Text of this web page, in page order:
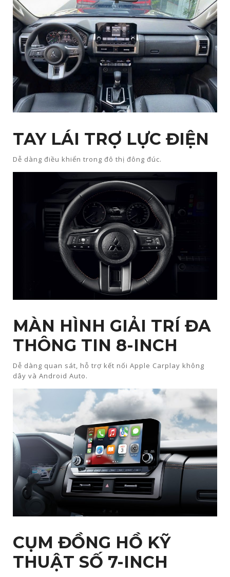
TAY LÁI TRỢ LỰC ĐIỆN
Dễ dàng điều khiển trong đô thị đông đúc.
MÀN HÌNH GIẢI TRÍ ĐA
THÔNG TIN 8-INCH​
Dễ dàng quan sát, hỗ trợ kết nối Apple Carplay không
dây và Android Auto.​
CỤM ĐỒNG HỒ KỸ
THUẬT SỐ 7-INCH​